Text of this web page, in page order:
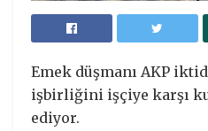
Emek düşmanı AKP
işbirliğini işçiye karşı
ediyor.